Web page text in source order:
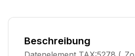
Beschreibung